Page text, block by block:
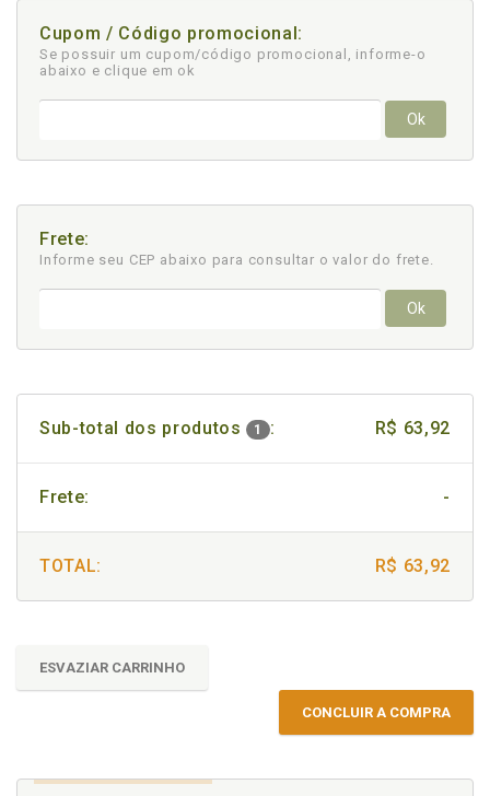
Cupom / Código promocional:
Se possuir um cupom/código promocional, informe-o
abaixo e clique em ok
Ok
Frete:
Informe seu CEP abaixo para consultar o valor do frete.
Ok
Sub-total dos produtos 1 : R$ 63,92
Frete: -
TOTAL: R$ 63,92
ESVAZIAR CARRINHO
CONCLUIR A COMPRA